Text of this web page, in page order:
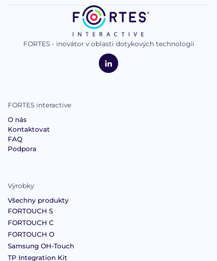
logo
Interactive
FORTES - inovátor v oblasti dotykových technologií
LinkedIn
FORTES interactive
O nás
Kontaktovat
FAQ
Podpora
Výrobky
Všechny produkty
FORTOUCH S
FORTOUCH C
FORTOUCH O
Samsung OH-Touch
TP Integration Kit